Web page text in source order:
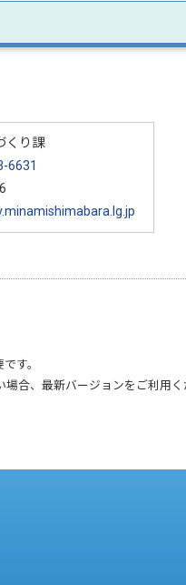
くり課
6631
す。
合、最新バージョンをご利用く